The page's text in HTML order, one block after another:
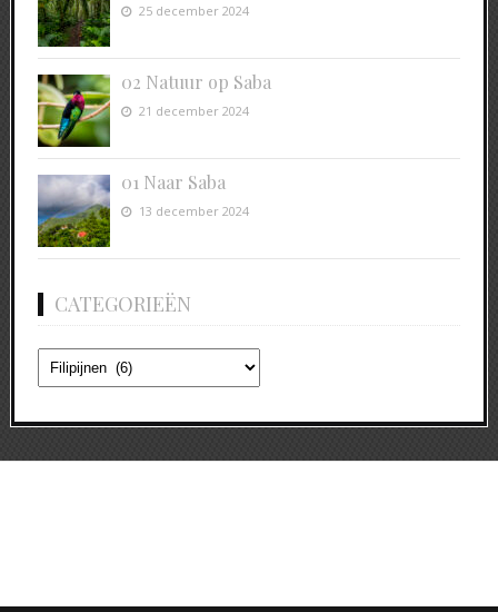
25 december 2024
02 Natuur op Saba
21 december 2024
01 Naar Saba
13 december 2024
CATEGORIEËN
Categorieën